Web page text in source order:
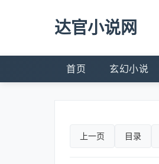
达官小说网
首页 玄幻小说
上一页 目录